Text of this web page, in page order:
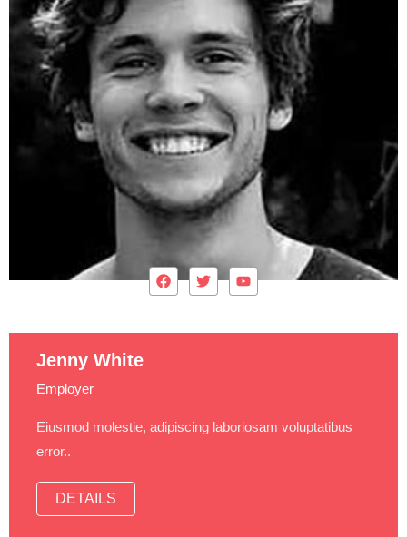
Jenny White
Employer
Eiusmod molestie, adipiscing laboriosam voluptatibus
error..
DETAILS